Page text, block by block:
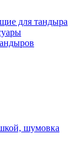
для тандыра
шумовка